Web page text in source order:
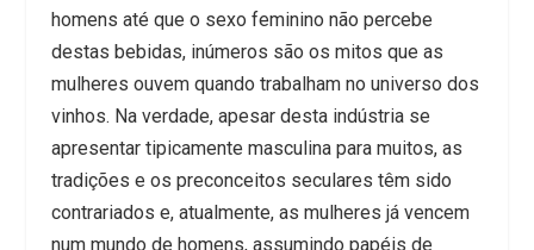
homens até que o sexo feminino não percebe
destas bebidas, inúmeros são os mitos que as
mulheres ouvem quando trabalham no universo dos
vinhos. Na verdade, apesar desta indústria se
apresentar tipicamente masculina para muitos, as
tradições e os preconceitos seculares têm sido
contrariados e, atualmente, as mulheres já vencem
num mundo de homens, assumindo papéis de